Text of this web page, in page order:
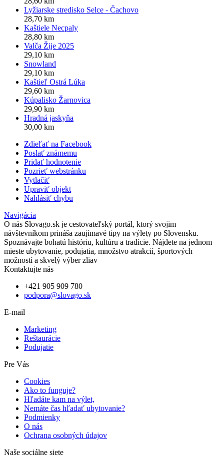
Lyžiarske stredisko Selce - Čachovo
28,70 km
Kaštiele Necpaly
28,80 km
Valča Žije 2025
29,10 km
Snowland
29,10 km
Kaštieľ Ostrá Lúka
29,60 km
Kúpalisko Žarnovica
29,90 km
Hradná jaskyňa
30,00 km
Zdieľať na Facebook
Poslať známemu
Pridať hodnotenie
Pozrieť webstránku
Vytlačiť
Upraviť objekt
Nahlásiť chybu
Navigácia
O nás Slovago.sk je cestovateľský portál, ktorý svojim
návštevníkom prináša zaujímavé tipy na výlety po Slovensku.
Spoznávajte bohatú históriu, kultúru a tradície. Nájdete na jednom
mieste ubytovanie, podujatia, množstvo atrakcií, športových
možností a skvelý výber zliav
Kontaktujte nás
+421 905 909 780
podpora@slovago.sk
E-mail
Marketing
Reštaurácie
Podujatie
Pre Vás
Cookies
Ako to funguje?
Hľadáte kam na výlet,
Nemáte čas hľadať ubytovanie?
Podmienky
O nás
Ochrana osobných údajov
Naše sociálne siete